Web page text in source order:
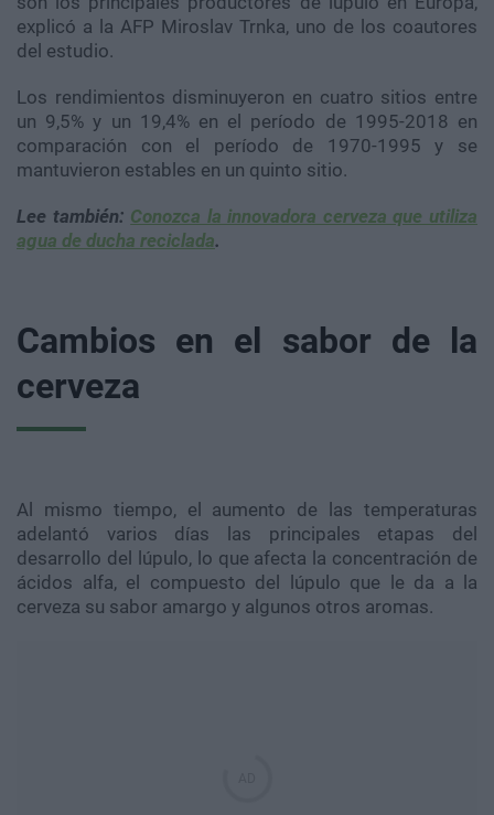
explicó a la AFP Miroslav Trnka, uno de los coautores
del estudio.
Los rendimientos disminuyeron en cuatro sitios entre
un 9,5% y un 19,4% en el período de 1995-2018 en
comparación con el período de 1970-1995 y se
mantuvieron estables en un quinto sitio.
Lee también: Conozca la innovadora cerveza que utiliza
agua de ducha reciclada.
Cambios en el sabor de la
cerveza
Al mismo tiempo, el aumento de las temperaturas
adelantó varios días las principales etapas del
desarrollo del lúpulo, lo que afecta la concentración de
ácidos alfa, el compuesto del lúpulo que le da a la
cerveza su sabor amargo y algunos otros aromas.